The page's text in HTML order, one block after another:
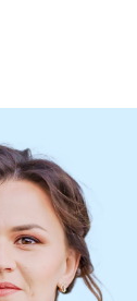
права.
лиц. Также
экономическим